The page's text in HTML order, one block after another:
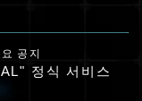
요 공지
정식 서비스